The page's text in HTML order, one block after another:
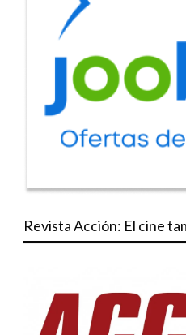
Revista Acción: El cine